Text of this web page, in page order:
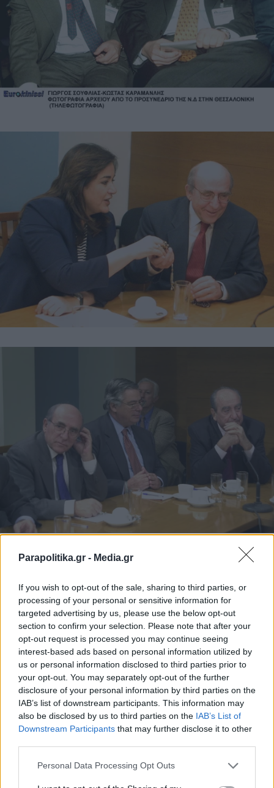
Parapolitika.gr - Media.gr
If you wish to opt-out of the sale, sharing to third parties, or
processing of your personal or sensitive information for
targeted advertising by us, please use the below opt-out
section to confirm your selection. Please note that after your
opt-out request is processed you may continue seeing
interest-based ads based on personal information utilized by
us or personal information disclosed to third parties prior to
your opt-out. You may separately opt-out of the further
disclosure of your personal information by third parties on the
IAB’s list of downstream participants. This information may
also be disclosed by us to third parties on the IAB’s List of
Downstream Participants that may further disclose it to other
Personal Data Processing Opt Outs
Εγγραφή στο newsletter